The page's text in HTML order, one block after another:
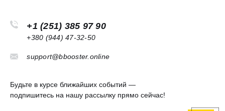
+1 (251) 385 97 90
+380 (944) 47-32-50
support@bbooster.online
Будьте в курсе ближайших событий —
подпишитесь на нашу рассылку прямо сейчас!